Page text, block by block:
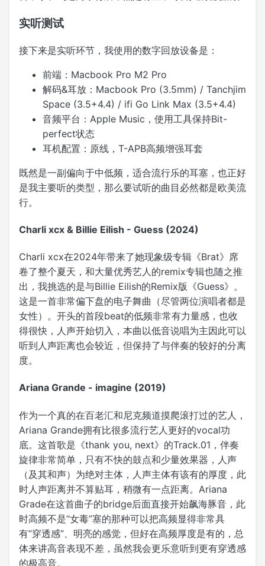
实听测试
接下来是实听环节，我使用的数字回放设备是：
前端：Macbook Pro M2 Pro
解码&耳放：Macbook Pro (3.5mm) / Tanchjim
Space (3.5+4.4) / ifi Go Link Max (3.5+4.4)
音频平台：Apple Music，使用工具保持Bit-
perfect状态
耳机配置：原线，T-APB高频增强耳套
既然是一副偏向于中低频，适合流行乐的耳塞，也正好
是我主要听的类型，那么要试听的曲目必然都是欧美流
行。
Charli xcx & Billie Eilish - Guess (2024)
Charli xcx在2024年带来了她现象级专辑《Brat》席
卷了整个夏天，和大量优秀艺人的remix专辑也随之推
出，我挑选的是与Billie Eilish的Remix版《Guess》。
这是一首非常偏下盘的电子舞曲（尽管两位演唱者都是
女性）。开头的首段beat的低频非常有力量感，也收
得很快，人声开始切入，本曲以低音说唱为主因此可以
听到人声距离也会较近，但保持了与伴奏的较好的分离
度。
Ariana Grande - imagine (2019)
作为一个真的在百老汇和尼克频道摸爬滚打过的艺人，
Ariana Grande拥有比很多流行艺人更好的vocal功
底。这首歌是《thank you, next》的Track.01，伴奏
旋律非常简单，只有不快的鼓点和少量效果器，人声
（及其和声）为绝对主体，人声主体有该有的厚度，此
时人声距离并不算贴耳，稍微有一点距离。Ariana
Grade在这首曲子的bridge后面直接开始飙海豚音，此
时高频不是“女毒”塞的那种可以把高频显得非常具
有“穿透感”、明亮的感觉，但好在高频厚度是有的，总
体来讲高音表现不差，虽然我会更乐意听到更有穿透感
的极高音。